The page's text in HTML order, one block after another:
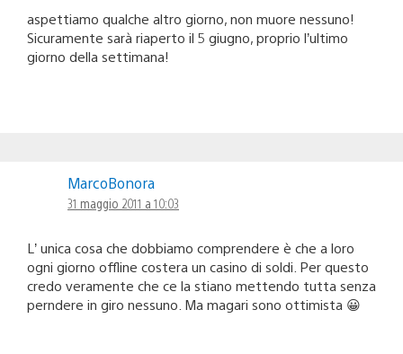
aspettiamo qualche altro giorno, non muore nessuno!
Sicuramente sarà riaperto il 5 giugno, proprio l’ultimo
giorno della settimana!
MarcoBonora
31 maggio 2011 a 10:03
L’ unica cosa che dobbiamo comprendere è che a loro
ogni giorno offline costera un casino di soldi. Per questo
credo veramente che ce la stiano mettendo tutta senza
perndere in giro nessuno. Ma magari sono ottimista 😀